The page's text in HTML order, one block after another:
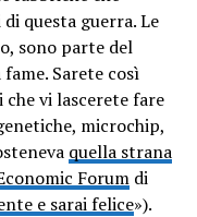
questa guerra. Le
sono parte del
Sarete così
vi lascerete fare
microchip,
quella strana
Forum di
e sarai felice»).